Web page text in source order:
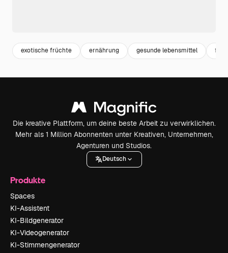
exotische früchte ernährung gesunde lebensmittel
Die kreative Plattform, um deine beste Arbeit zu verwirklichen.
Mehr als 1 Million Abonnenten unter Kreativen, Unternehmen,
Agenturen und Studios.
Deutsch
Produkte
Spaces
KI-Assistent
KI-Bildgenerator
KI-Videogenerator
KI-Stimmengenerator